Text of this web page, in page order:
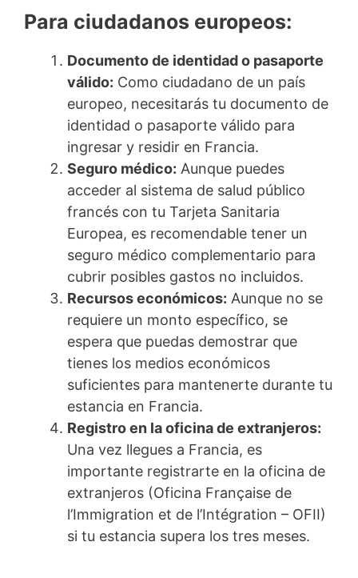
Para ciudadanos europeos:
Documento de identidad o pasaporte
válido: Como ciudadano de un país
europeo, necesitarás tu documento de
identidad o pasaporte válido para
ingresar y residir en Francia.
Seguro médico: Aunque puedes
acceder al sistema de salud público
francés con tu Tarjeta Sanitaria
Europea, es recomendable tener un
seguro médico complementario para
cubrir posibles gastos no incluidos.
Recursos económicos: Aunque no se
requiere un monto específico, se
espera que puedas demostrar que
tienes los medios económicos
suficientes para mantenerte durante tu
estancia en Francia.
Registro en la oficina de extranjeros:
Una vez llegues a Francia, es
importante registrarte en la oficina de
extranjeros (Oficina Française de
l’Immigration et de l’Intégration – OFII)
si tu estancia supera los tres meses.